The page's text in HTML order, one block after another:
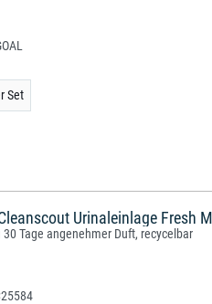
Set
Urinaleinlage Fresh
30 Tage angenehmer Duft, recycelbar